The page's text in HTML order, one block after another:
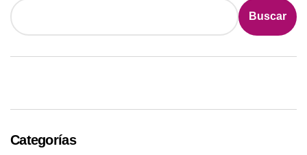
Buscar
Categorías